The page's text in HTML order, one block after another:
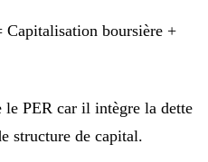
boursière +
le PER car il intègre la dette
structure de capital.